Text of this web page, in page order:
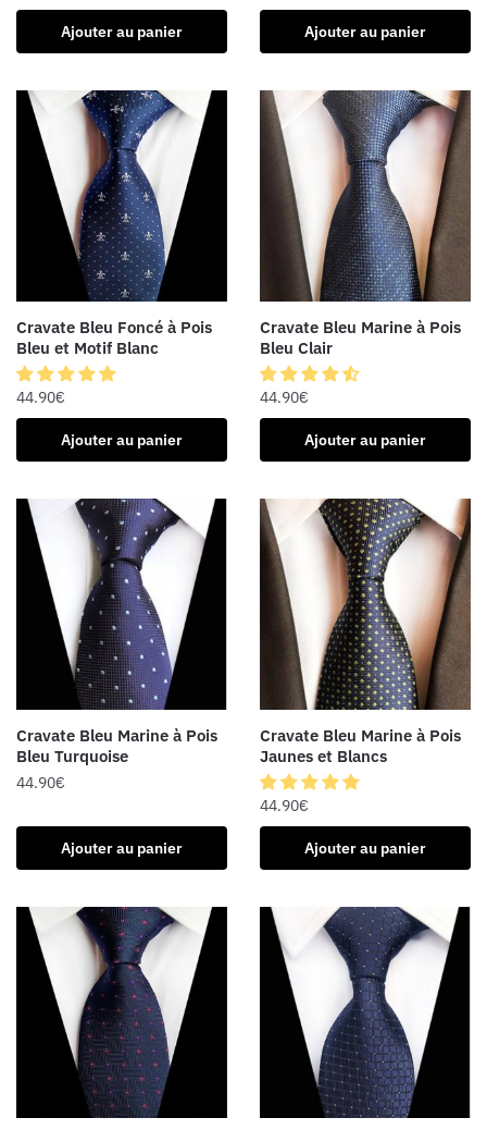
Ajouter au panier Ajouter au panier
Cravate Bleu Foncé à Pois
Bleu et Motif Blanc
44.90€
Ajouter au panier
Cravate Bleu Marine à Pois
Bleu Clair
44.90€
Ajouter au panier
Cravate Bleu Marine à Pois
Bleu Turquoise
44.90€
Ajouter au panier
Cravate Bleu Marine à Pois
Jaunes et Blancs
44.90€
Ajouter au panier